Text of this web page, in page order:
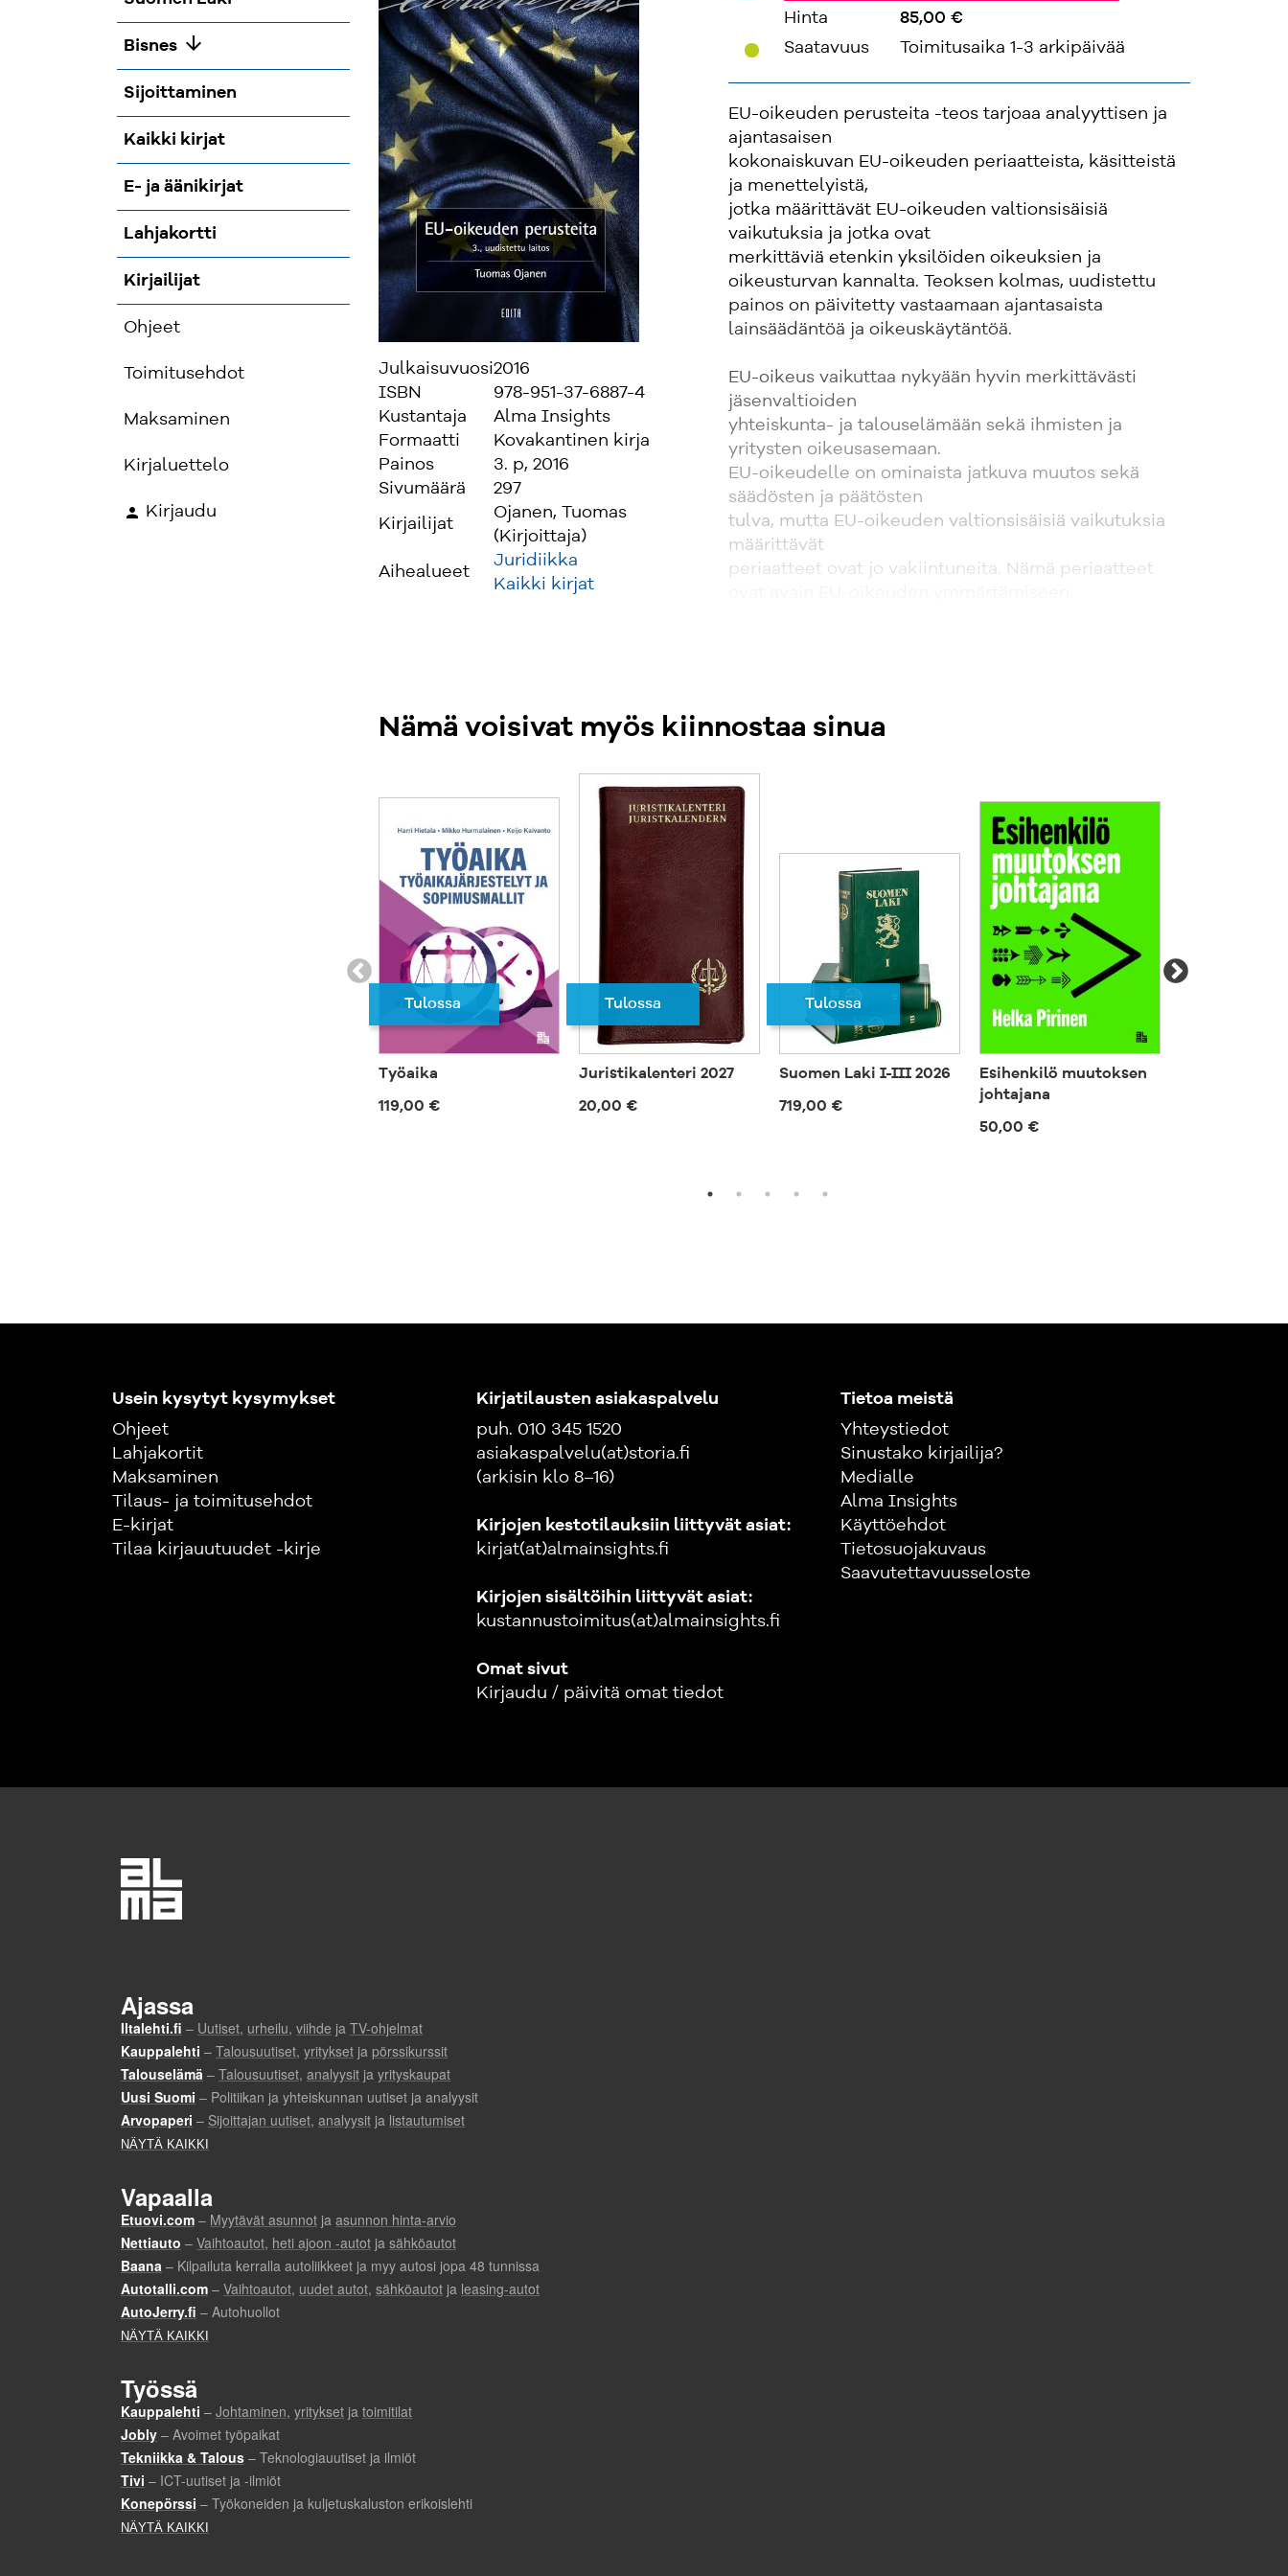
Bisnes arrow_downward
Sijoittaminen
Kaikki kirjat
E- ja äänikirjat
Lahjakortti
Kirjailijat
Ohjeet
Toimitusehdot
Maksaminen
Kirjaluettelo
Kirjaudu
Julkaisuvuosi2016
ISBN
978-951-37-6887-4
Kustantaja
Alma Insights
Formaatti
Kovakantinen kirja
Painos
3. p, 2016
Sivumäärä
297
Kirjailijat
Ojanen, Tuomas
(Kirjoittaja)
Aihealueet
Juridiikka
Kaikki kirjat
Hinta
85,00 €
Saatavuus
Toimitusaika 1-3 arkipäivää
EU-oikeuden perusteita -teos tarjoaa analyyttisen ja
ajantasaisen
kokonaiskuvan EU-oikeuden periaatteista, käsitteistä
ja menettelyistä,
jotka määrittävät EU-oikeuden valtionsisäisiä
vaikutuksia ja jotka ovat
merkittäviä etenkin yksilöiden oikeuksien ja
oikeusturvan kannalta. Teoksen kolmas, uudistettu
painos on päivitetty vastaamaan ajantasaista
lainsäädäntöä ja oikeuskäytäntöä.
EU-oikeus vaikuttaa nykyään hyvin merkittävästi
jäsenvaltioiden
yhteiskunta- ja talouselämään sekä ihmisten ja
yritysten oikeusasemaan.
EU-oikeudelle on ominaista jatkuva muutos sekä
säädösten ja päätösten
tulva, mutta EU-oikeuden valtionsisäisiä vaikutuksia
määrittävät
periaatteet ovat jo vakiintuneita. Nämä periaatteet
huomion arvoista
oikeuskäytäntöä etenkin EU:n perusoikeuskirjaan
oikeuskehitystä, joka liittyy EU-oikeuden vaikutuksiin
Suomessa.
Teos on tarkoitettu yliopistojen ja korkeakoulujen
perusoppikirjaksi. Se
soveltuu erinomaisesti myös viranomaisten,
tuomioistuinten ja yritysten
käyttöön. Yleistajuisena ja havainnollisena teos on
tarkoitettu muillekin
kuin juristeille.
Nämä voisivat myös kiinnostaa sinua
Tulossa
Työaika
119,00 €
Tulossa
Juristikalenteri 2027
20,00 €
Tulossa
Suomen Laki I-III 2026
719,00 €
Esihenkilö muutoksen
johtajana
50,00 €
Usein kysytyt kysymykset
Ohjeet
Lahjakortit
Maksaminen
Tilaus- ja toimitusehdot
E-kirjat
Tilaa kirjauutuudet -kirje
Kirjatilausten asiakaspalvelu
puh. 010 345 1520
asiakaspalvelu(at)storia.fi
(arkisin klo 8–16)
Kirjojen kestotilauksiin liittyvät asiat:
kirjat(at)almainsights.fi
Kirjojen sisältöihin liittyvät asiat:
kustannustoimitus(at)almainsights.fi
Omat sivut
Kirjaudu / päivitä omat tiedot
Tietoa meistä
Yhteystiedot
Sinustako kirjailija?
Medialle
Alma Insights
Käyttöehdot
Tietosuojakuvaus
Saavutettavuusseloste